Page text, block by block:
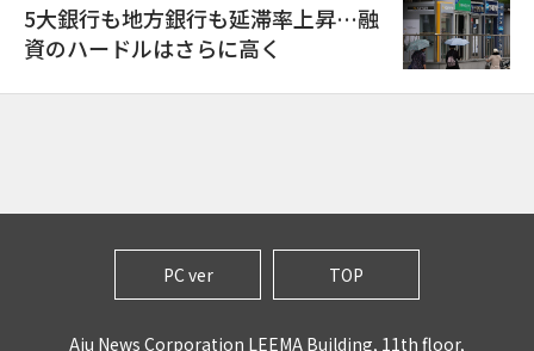
5大銀行も地方銀行も延滞率上昇…融
資のハードルはさらに高く
PC ver TOP
Aju News Corporation LEEMA Building, 11th floor,